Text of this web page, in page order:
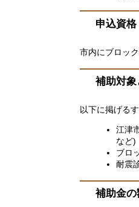
申込資格
市内にブロッ
補助対
以下に掲げる
江津
など)
ブロ
耐震
補助金の